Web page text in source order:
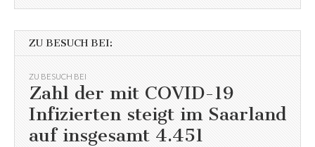
ZU BESUCH BEI:
ZU BESUCH BEI
Zahl der mit COVID-19
Infizierten steigt im Saarland
auf insgesamt 4.451